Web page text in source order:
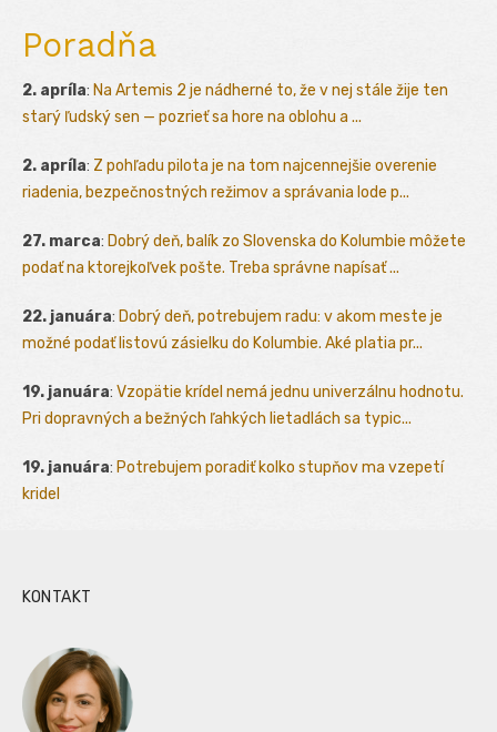
Poradňa
2. apríla: Na Artemis 2 je nádherné to, že v nej stále žije ten
starý ľudský sen — pozrieť sa hore na oblohu a ...
2. apríla: Z pohľadu pilota je na tom najcennejšie overenie
riadenia, bezpečnostných režimov a správania lode p...
27. marca: Dobrý deň, balík zo Slovenska do Kolumbie môžete
podať na ktorejkoľvek pošte. Treba správne napísať ...
22. januára: Dobrý deň, potrebujem radu: v akom meste je
možné podať listovú zásielku do Kolumbie. Aké platia pr...
19. januára: Vzopätie krídel nemá jednu univerzálnu hodnotu.
Pri dopravných a bežných ľahkých lietadlách sa typic...
19. januára: Potrebujem poradiť kolko stupňov ma vzepetí
kridel
KONTAKT